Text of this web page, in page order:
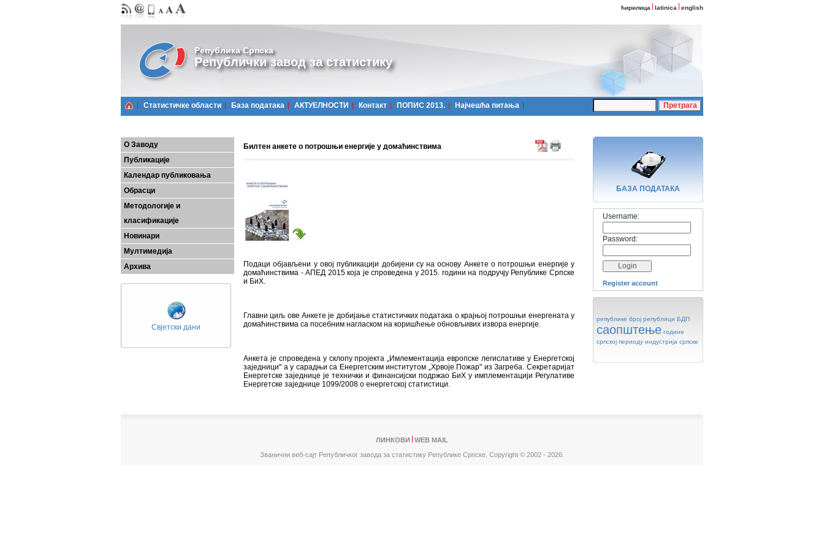
ћирилица latinica english
Република Српска
Републички завод за статистику
Статистичке области Базa података АКТУЕЛНОСТИ Контакт ПОПИС 2013. Најчешћa питања
О Заводу
Публикације
Календар публиковања
Обрасци
Методологије и
класификације
Новинари
Мултимедија
Архива
Свјетски дани
Билтен анкете о потрошњи енергије у домаћинствима
Подаци објављени у овој публикацији добијени су на основу Анкете о потрошњи енергије у
домаћинствима - АПЕД 2015 која је спроведена у 2015. години на подручју Републике Српске
и БиХ.
Главни циљ ове Анкете је добијање статистичких података о крајњој потрошњи енергената у
домаћинствима са посебним нагласком на коришћење обновљивих извора енергије.
Анкета је спроведена у склопу пројекта „Имлементација европске легислативе у Енергетској
заједници" а у сарадњи са Енергетским институтом „Хрвоје Пожар" из Загреба. Секретаријат
Енергетске заједнице је технички и финансијски подржао БиХ у имплементацији Регулативе
Енергетске заједнице 1099/2008 о енергетској статистици.
БАЗA ПОДАТАКА
Username:
Password:
Register account
републике број републици БДП
саопштење године
српској периоду индустрија српске
ЛИНКОВИ
WEB MAIL
Званични веб-сајт Републичког завода за статистику Републике Српске, Copyright © 2002 - 2026.